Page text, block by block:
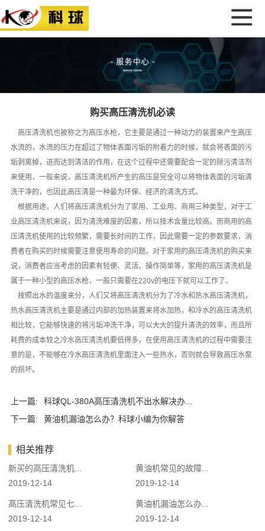
购买高压清洗机必读
高压清洗机也被称之为高压水枪，它主要是通过一种动力的装置来产生高压
水流的，水流的压力在超过了物体表面污垢的附着力的时候，就会将表面的污
垢剥离掉，进而达到清洁的作用，在这个过程中还需要配合一定的除污清洁剂
来使用，一般来说， 高压清洗机所产生的高压是完全可以将物体表面的污垢清
洗干净的，也因此高压清是一种最为环保、经济的清洗方式。
根据用途，人们将高压清洗机分为了家用、工业用、商用三种类型，对于工
业高压清洗机来说，因为清洗难度的因素，所以技术含量比较高。而商用的高
压清洗机使用的比较频繁，需要长时间的工作，因此需要一定的参数要求，消
费者在购买的时候需要注意使用寿命的问题。对于家用的高压清洗机的购买来
说，消费者应当考虑的因素有轻便、灵活、操作简单等，家用的高压清洗机是
属于一种小型的高压水枪，一般只需要在220v的电压下就可以工作了。
按照出水的温度来分，人们又将高压清洗机分为了冷水和热水高压清洗机，
热水高压清洗机主要是通过内部的加热装置来将水加热，和冷水的高压清洗机
相比较，它能够快速的将污垢冲洗干净，可以大大的提升清洗的效率，而且所
耗费的成本较之冷水高压清洗机要低得多，在使用高压清洗机的过程中需要注
意的是，不能够在冷水高压清洗机里面注入一些热水，否则就会导致高压水泵
的损坏。
上一篇:
科球QL-380A高压清洗机不出水解决办...
下一篇:
黄油机漏油怎么办？科球小编为你解答
相关推荐
新买的高压清洗机...
2019-12-14
黄油机常见的故障...
2019-12-14
高压清洗机常见七...
2019-12-14
黄油机漏油怎么办...
2019-12-14